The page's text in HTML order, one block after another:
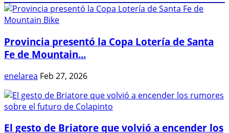
Provincia presentó la Copa Lotería de Santa
Fe de Mountain...
enelarea Feb 27, 2026
El gesto de Briatore que volvió a encender los